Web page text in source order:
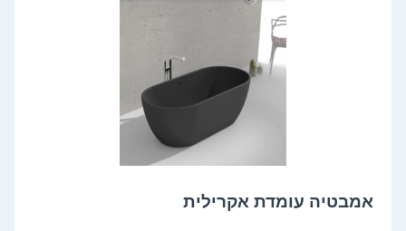
אמבטיה עומדת אקרילית